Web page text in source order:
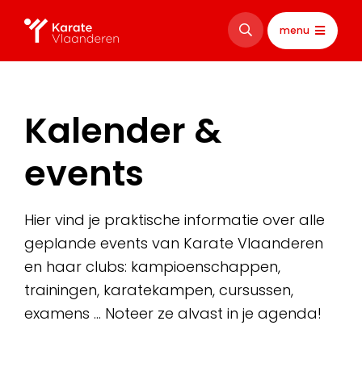
menu
Kalender &
events
Hier vind je praktische informatie over alle
geplande events van Karate Vlaanderen
en haar clubs: kampioenschappen,
trainingen, karatekampen, cursussen,
examens … Noteer ze alvast in je agenda!